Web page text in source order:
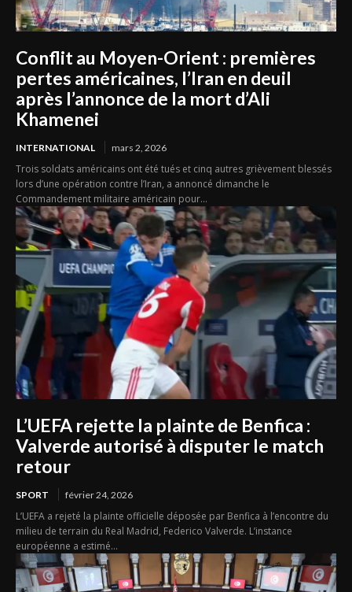
Conflit au Moyen-Orient : premières
pertes américaines, l’Iran en deuil
après l’annonce de la mort d’Ali
Khamenei
INTERNATIONAL mars 2, 2026
Trois soldats américains ont été tués et cinq autres grièvement blessés
lors d’une opération contre l’Iran, a annoncé dimanche le
Commandement militaire américain pour...
L’UEFA rejette la plainte de Benfica :
Valverde autorisé à disputer le match
retour
SPORT février 24, 2026
L’UEFA a rejeté la plainte officielle déposée par Benfica à l’encontre du
milieu de terrain du Real Madrid, Federico Valverde. L’instance
européenne a estimé...